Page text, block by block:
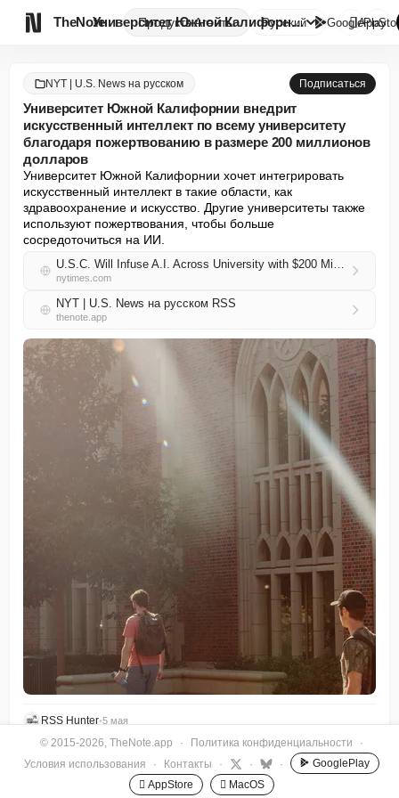
TheNote ПродуктыАгенты Университет Южной Калифорнии в...
Русский GooglePlay

NYT | U.S. News на русском Подписаться
Университет Южной Калифорнии внедрит
искусственный интеллект по всему университету
благодаря пожертвованию в размере 200 миллионов
долларов
Университет Южной Калифорнии хочет интегрировать
искусственный интеллект в такие области, как
здравоохранение и искусство. Другие университеты также
используют пожертвования, чтобы больше
сосредоточиться на ИИ.
U.S.C. Will Infuse A.I. Across University with $200 Million Donation
nytimes.com
NYT | U.S. News на русском RSS
thenote.app
RSS Hunter•5 мая
© 2015-2026, TheNote.app · Политика конфиденциальности
·
Условия использования
· Контакты · · ·
GooglePlay
 AppStore
 MacOS